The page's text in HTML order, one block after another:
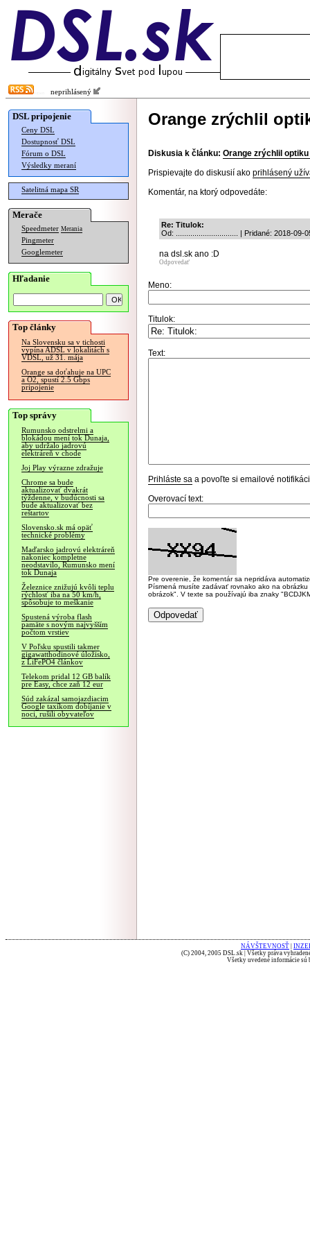
neprihlásený
DSL pripojenie
Ceny DSL
Dostupnosť DSL
Fórum o DSL
Výsledky meraní
Satelitná mapa SR
Merače
Speedmeter Merania
Pingmeter
Googlemeter
Hľadanie
Top články
Na Slovensku sa v tichosti
vypína ADSL v lokalitách s
VDSL, už 31. mája
Orange sa doťahuje na UPC
a O2, spustí 2.5 Gbps
pripojenie
Top správy
Rumunsko odstrelmi a
blokádou mení tok Dunaja,
aby udržalo jadrovú
elektráreň v chode
Joj Play výrazne zdražuje
Chrome sa bude
aktualizovať dvakrát
týždenne, v budúcnosti sa
bude aktualizovať bez
reštartov
Slovensko.sk má opäť
technické problémy
Maďarsko jadrovú elektráreň
nakoniec kompletne
neodstavilo, Rumunsko mení
tok Dunaja
Železnice znižujú kvôli teplu
rýchlosť iba na 50 km/h,
spôsobuje to meškanie
Spustená výroba flash
pamäte s novým najvyšším
počtom vrstiev
V Poľsku spustili takmer
gigawatthodinové úložisko,
z LiFePO4 článkov
Telekom pridal 12 GB balík
pre Easy, chce zaň 12 eur
Súd zakázal samojazdiacim
Google taxíkom dobíjanie v
noci, rušili obyvateľov
Orange zrýchlil
Diskusia k článku: Orange zrýchlil optiku
Prispievajte do diskusií ako prihlásený
Komentár, na ktorý odpovedáte:
Re: Titulok:
Od: .............................. | Pridané: 2018-09-
na dsl.sk ano :D
Odpovedať
Meno:
Titulok:
Text:
Prihláste sa a povoľte si emailové
Overovací text:
Pre overenie, že komentár sa nepridáva
Písmená musíte zadávať rovnako ako na
obrázok". V texte sa používajú iba znaky
NÁVŠTEVNOSŤ
(C) 2004, 2005 DSL.sk | Všetky práva
Všetky uvedené informácie sú